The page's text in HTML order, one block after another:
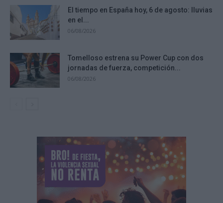
El tiempo en España hoy, 6 de agosto: lluvias
en el...
06/08/2026
Tomelloso estrena su Power Cup con dos
jornadas de fuerza, competición...
06/08/2026